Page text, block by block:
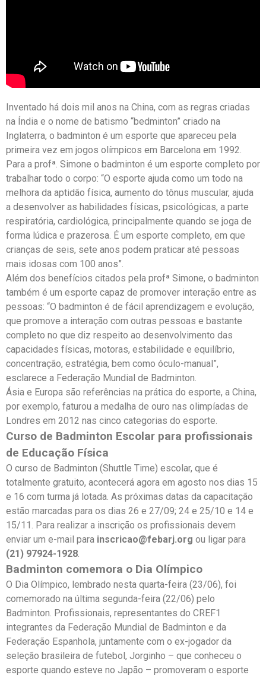
Inventado há dois mil anos na China, com as regras criadas
na Índia e o nome de batismo “bedminton” criado na
Inglaterra, o badminton é um esporte que apareceu pela
primeira vez em jogos olímpicos em Barcelona em 1992.
Para a profª. Simone o badminton é um esporte completo por
trabalhar todo o corpo: “O esporte ajuda como um todo na
melhora da aptidão física, aumento do tônus muscular, ajuda
a desenvolver as habilidades físicas, psicológicas, a parte
respiratória, cardiológica, principalmente quando se joga de
forma lúdica e prazerosa. É um esporte completo, em que
crianças de seis, sete anos podem praticar até pessoas
mais idosas com 100 anos”.
Além dos benefícios citados pela profª Simone, o badminton
também é um esporte capaz de promover interação entre as
pessoas: “O badminton é de fácil aprendizagem e evolução,
que promove a interação com outras pessoas e bastante
completo no que diz respeito ao desenvolvimento das
capacidades físicas, motoras, estabilidade e equilíbrio,
concentração, estratégia, bem como óculo-manual”,
esclarece a Federação Mundial de Badminton.
Ásia e Europa são referências na prática do esporte, a China,
por exemplo, faturou a medalha de ouro nas olimpíadas de
Londres em 2012 nas cinco categorias do esporte.
Curso de Badminton Escolar para profissionais
de Educação Física
O curso de Badminton (Shuttle Time) escolar, que é
totalmente gratuito, acontecerá agora em agosto nos dias 15
e 16 com turma já lotada. As próximas datas da capacitação
estão marcadas para os dias 26 e 27/09; 24 e 25/10 e 14 e
15/11. Para realizar a inscrição os profissionais devem
enviar um e-mail para inscricao@febarj.org ou ligar para
(21) 97924-1928.
Badminton comemora o Dia Olímpico
O Dia Olímpico, lembrado nesta quarta-feira (23/06), foi
comemorado na última segunda-feira (22/06) pelo
Badminton. Profissionais, representantes do CREF1
integrantes da Federação Mundial de Badminton e da
Federação Espanhola, juntamente com o ex-jogador da
seleção brasileira de futebol, Jorginho – que conheceu o
esporte quando esteve no Japão – promoveram o esporte